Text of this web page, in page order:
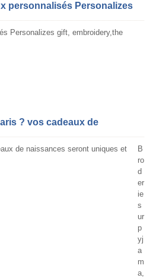
personnalisés Personalizes
? vos cadeaux de
B
ro
d
er
ie
s
ur
p
yj
a
m
a,